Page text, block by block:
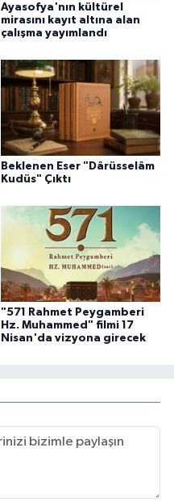
Ayasofya'nın kültürel
mirasını kayıt altına alan
çalışma yayımlandı
Beklenen Eser "Dârüsselâm
Kudüs" Çıktı
"571 Rahmet Peygamberi
Hz. Muhammed" filmi 17
Nisan'da vizyona girecek